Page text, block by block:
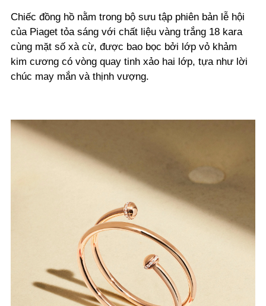
Chiếc đồng hồ nằm trong bộ sưu tập phiên bản lễ hội
của Piaget tỏa sáng với chất liệu vàng trắng 18 kara
cùng mặt số xà cừ, được bao bọc bởi lớp vỏ khảm
kim cương có vòng quay tinh xảo hai lớp, tựa như lời
chúc may mắn và thịnh vượng.